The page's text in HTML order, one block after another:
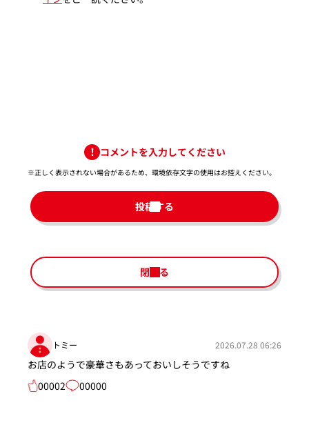
コメントを入力してください
※正しく表示されない場合があるため、環境依存文字の使用はお控えください。​
投稿する
閉じる
トミー 2026.07.28 06:26
お店のようで豪華さもあっておいしそうですね
00002
00000